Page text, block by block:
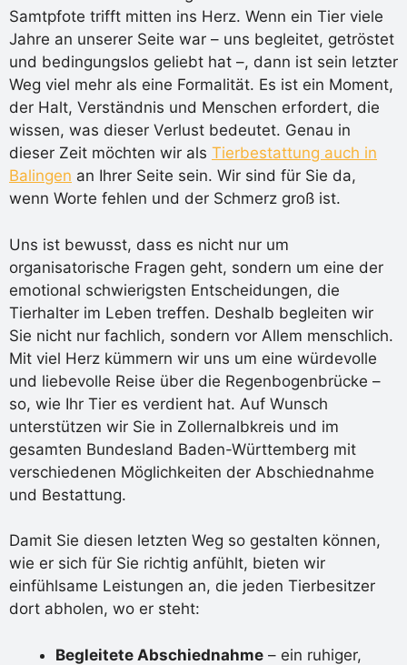
Samtpfote trifft mitten ins Herz. Wenn ein Tier viele
Jahre an unserer Seite war – uns begleitet, getröstet
und bedingungslos geliebt hat –, dann ist sein letzter
Weg viel mehr als eine Formalität. Es ist ein Moment,
der Halt, Verständnis und Menschen erfordert, die
wissen, was dieser Verlust bedeutet. Genau in
dieser Zeit möchten wir als Tierbestattung auch in
Balingen an Ihrer Seite sein. Wir sind für Sie da,
wenn Worte fehlen und der Schmerz groß ist.
Uns ist bewusst, dass es nicht nur um
organisatorische Fragen geht, sondern um eine der
emotional schwierigsten Entscheidungen, die
Tierhalter im Leben treffen. Deshalb begleiten wir
Sie nicht nur fachlich, sondern vor Allem menschlich.
Mit viel Herz kümmern wir uns um eine würdevolle
und liebevolle Reise über die Regenbogenbrücke –
so, wie Ihr Tier es verdient hat. Auf Wunsch
unterstützen wir Sie in Zollernalbkreis und im
gesamten Bundesland Baden-Württemberg mit
verschiedenen Möglichkeiten der Abschiednahme
und Bestattung.
Damit Sie diesen letzten Weg so gestalten können,
wie er sich für Sie richtig anfühlt, bieten wir
einfühlsame Leistungen an, die jeden Tierbesitzer
dort abholen, wo er steht:
Begleitete Abschiednahme – ein ruhiger,